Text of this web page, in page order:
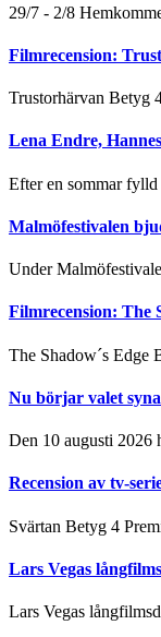
29/7 - 2/8
Filmrecension:
Trustorhärvan
Lena Endre,
Efter en sommar
Malmöfestivalen
Under
Filmrecension: The
The Shadow´s
Nu börjar valet
Den 10 augusti
Recension av tv-
Svärtan Betyg 4
Lars Vegas
Lars Vegas